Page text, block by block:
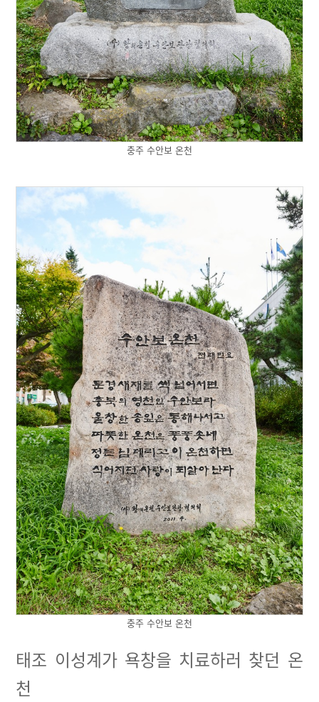
충주 수안보 온천
충주 수안보 온천
태조 이성계가 욕창을 치료하러 찾던 온
천